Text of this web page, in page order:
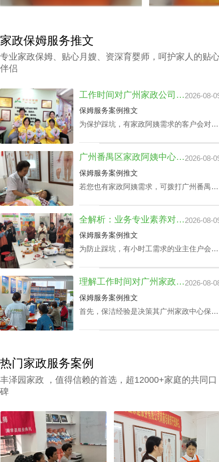
家政保姆服务推文
专业家政保姆、贴心月嫂、资深育婴师，呵护家人的贴
伴侣
工作时间对广州家政公司住家价位的影响浅析2026-08-
保姆服务案例推文
为保护踩坑，有家政阿姨需求的客户会对多
的同时获取更多增值服务平台。影响广州家
政公司住家价位的关键部分有哪些成分？丰
泽园将用HR下面文章做析述。
广州番禺区家政阿姨中心价钱：品牌声誉与实际服务水平2026-08-
保姆服务案例推文
若您也有家政阿姨需求，可拨打广州番禺区
原则下协配合适的阿姨。
全解析：业务专业素养对家政中心荔湾小时工费用的真影响2026-08-
保姆服务案例推文
为防止踩坑，有小时工需求的业主住户会对
最优化的同时赢得更多附加内容。影响家政
中心荔湾小时工费用的核心因素涉及哪些？
丰泽园将用HR下文文章做展开。
理解工作时间对广州家政中心保洁24小时价格表的潜在影响2026-08-
保姆服务案例推文
首先，保洁经验是决策其广州家政中心保洁
心保洁24小时价格表也会增加。
热门家政服务案例
丰泽园家政 ，值得信赖的首选，超12000+家庭的共同口
碑